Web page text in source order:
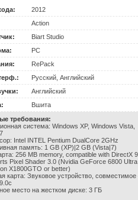
2012
Action
Biart Studio
PC
RePack
Русский, Английский
Английский
Вшита
требования:
система: Windows XP, Windows Vista,
Intel INTEL Pentium DualCore 2GHz
память: 1 GB (XP)|2 GB (Vista|7)
256 MB memory, compatible with DirectX
Pixel Shader 3.0 (Nvidia GeForce 6800 Ultra
X1800GTO or better)
карта: Звуковое устройство, совместимое
место на жестком диске: 3 ГБ